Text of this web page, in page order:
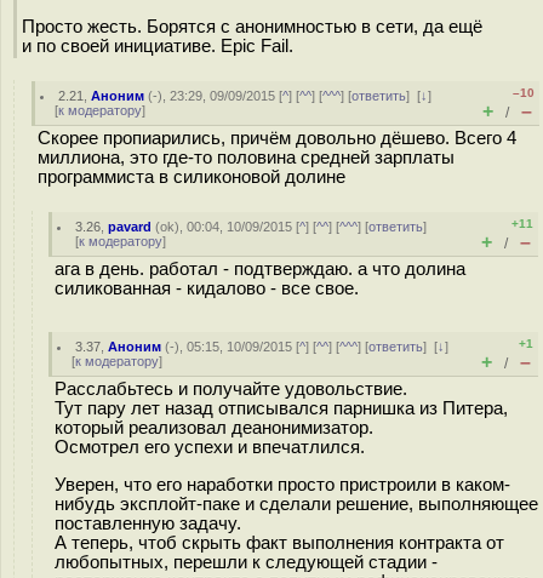
Просто жесть. Борятся с анонимностью в сети, да ещё
и по своей инициативе. Epic Fail.
2.21 ,Аноним (-), 23:29, 09/09/2015 [^] [^^] [^^^] [ответить][↓]
[к модератору]
–10
+ / –
Скорее пропиарились, причём довольно дёшево. Всего 4
миллиона, это где-то половина средней зарплаты
программиста в силиконовой долине
3.26 ,pavard (ok), 00:04, 10/09/2015 [^] [^^] [^^^] [ответить]
[к модератору]
+11
+ / –
ага в день. работал - подтверждаю. а что долина
силикованная - кидалово - все свое.
3.37 ,Аноним (-), 05:15, 10/09/2015 [^] [^^] [^^^] [ответить][↓]
[к модератору]
+1
+ / –
Расслабьтесь и получайте удовольствие.
Тут пару лет назад отписывался парнишка из Питера,
который реализовал деанонимизатор.
Осмотрел его успехи и впечатлился.
Уверен, что его наработки просто пристроили в каком-
нибудь эксплойт-паке и сделали решение, выполняющее
поставленную задачу.
А теперь, чтоб скрыть факт выполнения контракта от
любопытных, перешли к следующей стадии -